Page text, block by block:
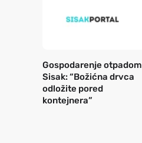
Gospodarenje otpadom
Sisak: “Božićna drvca
odložite pored
kontejnera”